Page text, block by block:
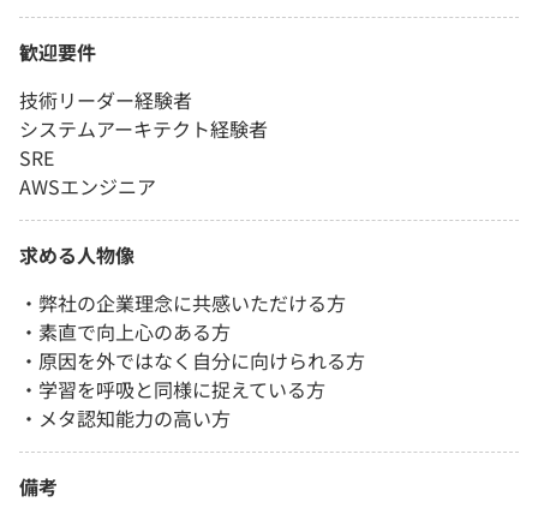
歓迎要件
技術リーダー経験者
システムアーキテクト経験者
SRE
AWSエンジニア
求める人物像
・弊社の企業理念に共感いただける方
・素直で向上心のある方
・原因を外ではなく自分に向けられる方
・学習を呼吸と同様に捉えている方
・メタ認知能力の高い方
備考